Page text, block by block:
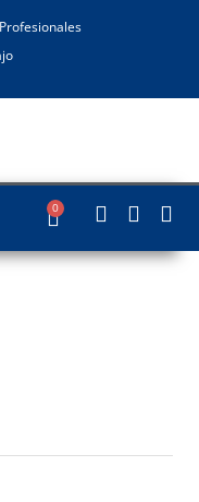
Profesionales
0